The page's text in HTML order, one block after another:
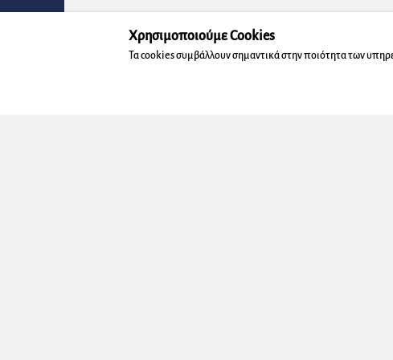
Χρησιμοποιούμε Cookies
Τα cookies συμβάλλουν σημαντικά στην ποιότητα των